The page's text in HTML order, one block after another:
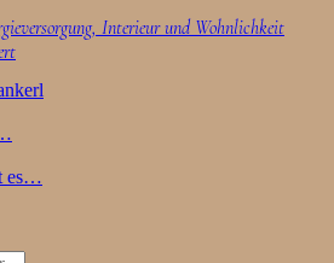
Interieur und Wohnlichkeit
es…